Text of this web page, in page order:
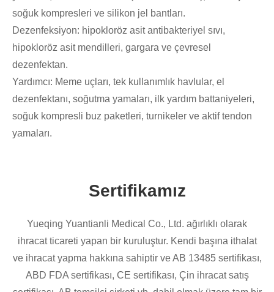
soğuk kompresleri ve silikon jel bantları.
Dezenfeksiyon: hipokloröz asit antibakteriyel sıvı,
hipokloröz asit mendilleri, gargara ve çevresel
dezenfektan.
Yardımcı: Meme uçları, tek kullanımlık havlular, el
dezenfektanı, soğutma yamaları, ilk yardım battaniyeleri,
soğuk kompresli buz paketleri, turnikeler ve aktif tendon
yamaları.
Sertifikamız
Yueqing Yuantianli Medical Co., Ltd. ağırlıklı olarak
ihracat ticareti yapan bir kuruluştur. Kendi başına ithalat
ve ihracat yapma hakkına sahiptir ve AB 13485 sertifikası,
ABD FDA sertifikası, CE sertifikası, Çin ihracat satış